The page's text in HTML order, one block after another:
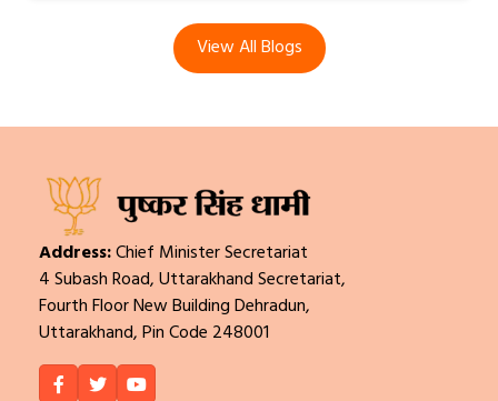
View All Blogs
Address:Chief Minister Secretariat
4 Subash Road, Uttarakhand Secretariat,
Fourth Floor New Building Dehradun,
Uttarakhand, Pin Code 248001